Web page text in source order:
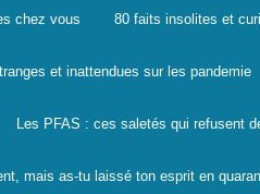
chez vous 80 faits insolites et
et inattendues sur les pandemie
Les PFAS : ces saletés qui refusent
mais as-tu laissé ton esprit en